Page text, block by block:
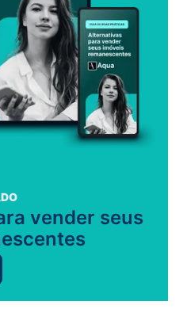
vender seus